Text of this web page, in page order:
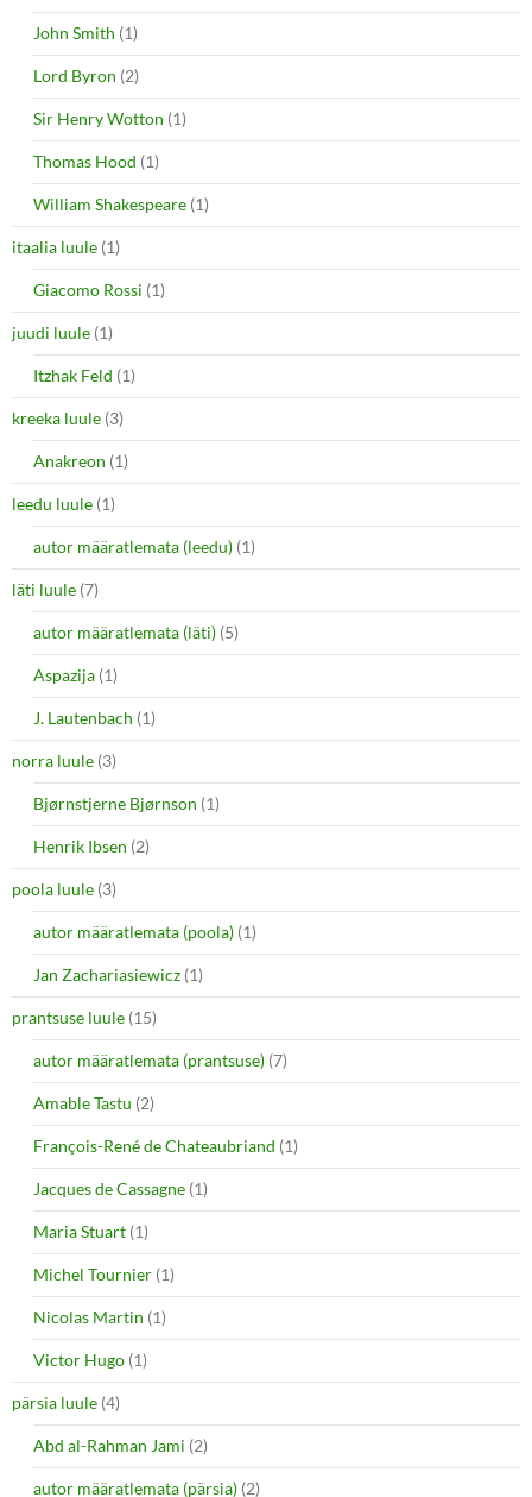
John Smith (1)
Lord Byron (2)
Sir Henry Wotton (1)
Thomas Hood (1)
William Shakespeare (1)
itaalia luule (1)
Giacomo Rossi (1)
juudi luule (1)
Itzhak Feld (1)
kreeka luule (3)
Anakreon (1)
leedu luule (1)
autor määratlemata (leedu) (1)
läti luule (7)
autor määratlemata (läti) (5)
Aspazija (1)
J. Lautenbach (1)
norra luule (3)
Bjørnstjerne Bjørnson (1)
Henrik Ibsen (2)
poola luule (3)
autor määratlemata (poola) (1)
Jan Zachariasiewicz (1)
prantsuse luule (15)
autor määratlemata (prantsuse) (7)
Amable Tastu (2)
François-René de Chateaubriand (1)
Jacques de Cassagne (1)
Maria Stuart (1)
Michel Tournier (1)
Nicolas Martin (1)
Victor Hugo (1)
pärsia luule (4)
Abd al-Rahman Jami (2)
autor määratlemata (pärsia) (2)